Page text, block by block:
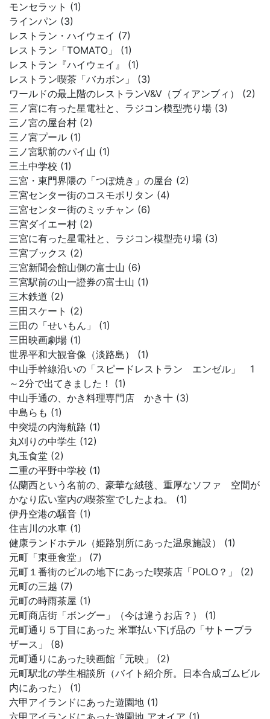
モンセラット (1)
ラインパン (3)
レストラン・ハイウェイ (7)
レストラン「TOMATO」 (1)
レストラン『ハイウェイ』 (1)
レストラン喫茶「バカボン」 (3)
ワールドの最上階のレストランV&V（ブィアンブィ） (2)
三ノ宮に有った星電社と、ラジコン模型売り場 (3)
三ノ宮の屋台村 (2)
三ノ宮プール (1)
三ノ宮駅前のパイ山 (1)
三土中学校 (1)
三宮・東門界隈の「つぼ焼き」の屋台 (2)
三宮センター街のコスモポリタン (4)
三宮センター街のミッチャン (6)
三宮ダイエー村 (2)
三宮に有った星電社と、ラジコン模型売り場 (3)
三宮ブックス (2)
三宮新聞会館山側の富士山 (6)
三宮駅前の山一證券の富士山 (1)
三木鉄道 (2)
三田スケート (2)
三田の「せいもん」 (1)
三田映画劇場 (1)
世界平和大観音像（淡路島） (1)
中山手幹線沿いの「スピードレストラン エンゼル」 1
～2分で出てきました！ (1)
中山手通の、かき料理専門店 かき十 (3)
中島らも (1)
中突堤の内海航路 (1)
丸刈りの中学生 (12)
丸玉食堂 (2)
二重の平野中学校 (1)
仏蘭西という名前の、豪華な絨毯、重厚なソファ 空間が
かなり広い室内の喫茶室でしたよね。 (1)
伊丹空港の騒音 (1)
住吉川の水車 (1)
健康ランドホテル（姫路別所にあった温泉施設） (1)
元町「東亜食堂」 (7)
元町１番街のビルの地下にあった喫茶店「POLO？」 (2)
元町の三越 (7)
元町の時雨茶屋 (1)
元町商店街「ボングー」（今は違うお店？） (1)
元町通り５丁目にあった 米軍払い下げ品の「サトーブラ
ザース」 (8)
元町通りにあった映画館「元映」 (2)
元町駅北の学生相談所（バイト紹介所。日本合成ゴムビル
内にあった） (1)
六甲アイランドにあった遊園地 (1)
六甲アイランドにあった遊園地 アオイア (1)